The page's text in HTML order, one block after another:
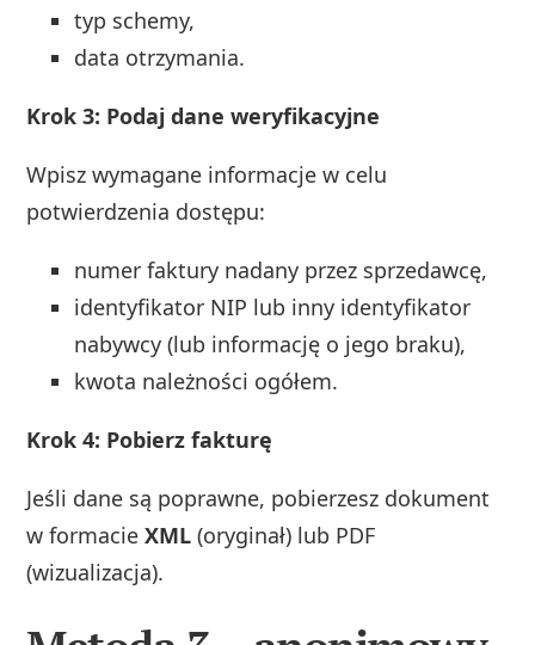
typ schemy,
data otrzymania.
Krok 3: Podaj dane weryfikacyjne
Wpisz wymagane informacje w celu
potwierdzenia dostępu:
numer faktury nadany przez sprzedawcę,
identyfikator NIP lub inny identyfikator
nabywcy (lub informację o jego braku),
kwota należności ogółem.
Krok 4: Pobierz fakturę
Jeśli dane są poprawne, pobierzesz dokument
w formacieXML (oryginał) lub PDF
(wizualizacja).